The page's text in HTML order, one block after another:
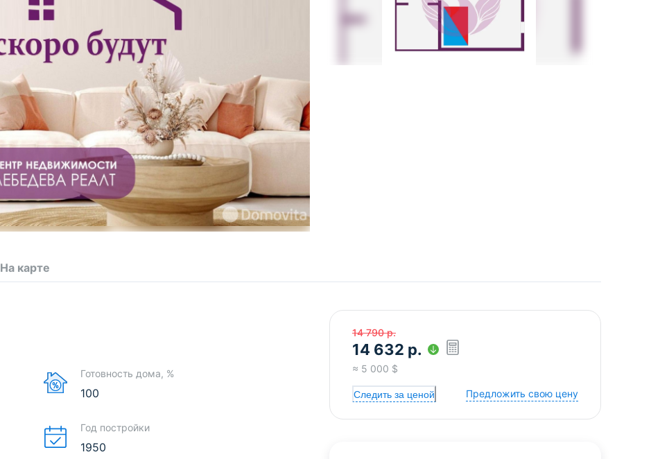
На карте
Готовность дома, %
100
Год постройки
1950
14 790 р.
14 632 р.
≈ 5 000 $
Следить за ценой Предложить свою цену